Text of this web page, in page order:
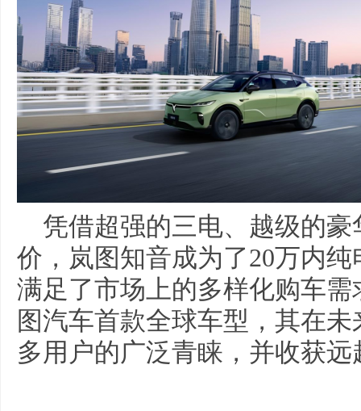
凭借超强的三电、越级的
价，岚图知音成为了20万内
满足了市场上的多样化购车
图汽车首款全球车型，其在
多用户的广泛青睐，并收获